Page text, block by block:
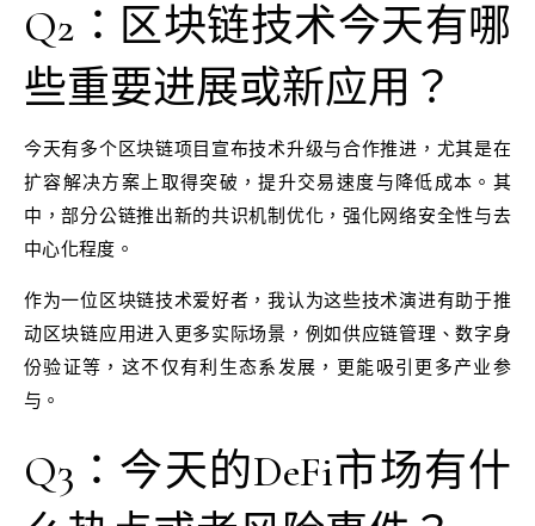
Q2：区块链技术今天有哪
些重要进展或新应用？
今天有多个区块链项目宣布技术升级与合作推进，尤其是在
扩容解决方案上取得突破，提升交易速度与降低成本。其
中，部分公链推出新的共识机制优化，强化网络安全性与去
中心化程度。
作为一位区块链技术爱好者，我认为这些技术演进有助于推
动区块链应用进入更多实际场景，例如供应链管理、数字身
份验证等，这不仅有利生态系发展，更能吸引更多产业参
与。
Q3：今天的DeFi市场有什